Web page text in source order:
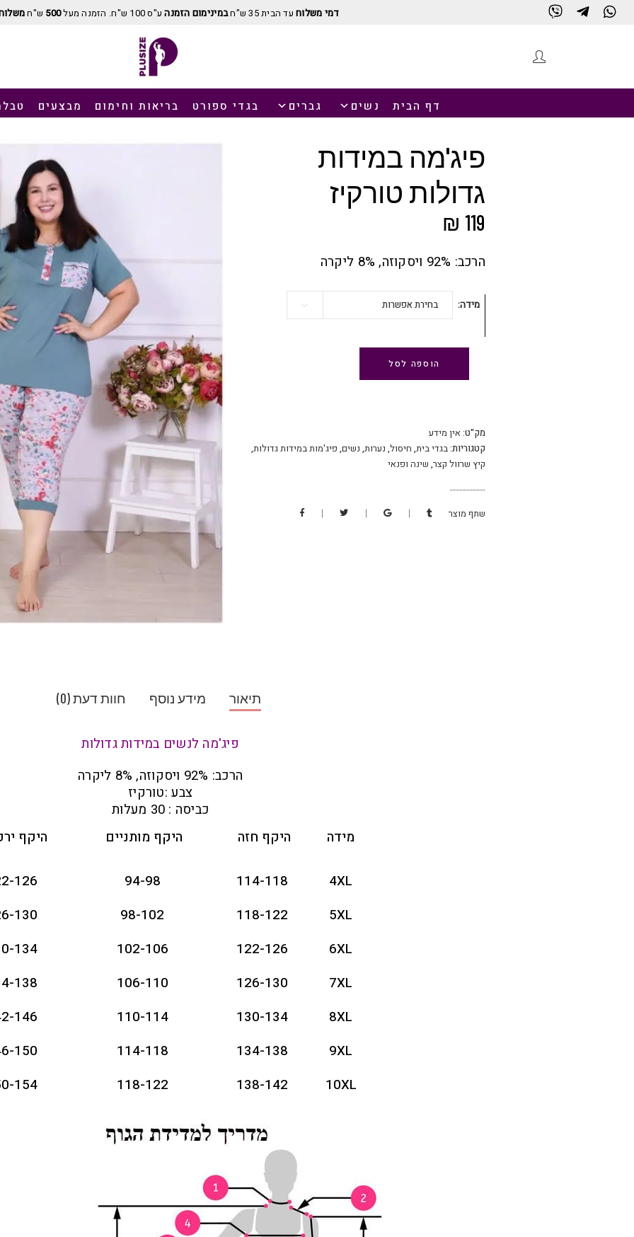
דמי משלוחעד הבית 35 ש"ח במינימום הזמנהע"ס 100 ש"ח. הזמנה מעל 500 ש"ח
דף הבית נשים גברים בגדי ספורט בריאות וחימום מבצעים
חנות
פיג'מה במידות
גדולות טורקיז
₪ 119
הרכב: 92% ויסקוזה, 8% ליקרה
מידה בחירת אפשרות
הוספה לסל
מק"ט: אין מידע
קטגוריות:בגדי בית, חיסול, נערות, נשים, פיג'מות במידות גדולות,
קיץ שרוול קצר, שינה ופנאי
שתף מוצר
תיאור מידע נוסף חוות דעת (0)
פיג'מה לנשים במידות גדולות
הרכב: 92% ויסקוזה, 8% ליקרה
צבע :טורקיז
כביסה : 30 מעלות
מידה
היקף חזה היקף מותניים היקף
4XL
114-118
94-98
126
5XL
118-122
98-102
130
6XL
122-126
102-106
134
7XL
126-130
106-110
138
8XL
130-134
110-114
146
9XL
134-138
114-118
150
10XL
138-142
118-122
154